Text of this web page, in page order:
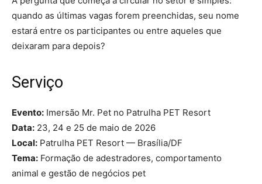
quando as últimas vagas forem preenchidas, seu nome
estará entre os participantes ou entre aqueles que
deixaram para depois?
Serviço
Evento: Imersão Mr. Pet no Patrulha PET Resort
Data: 23, 24 e 25 de maio de 2026
Local: Patrulha PET Resort — Brasília/DF
Tema: Formação de adestradores, comportamento
animal e gestão de negócios pet